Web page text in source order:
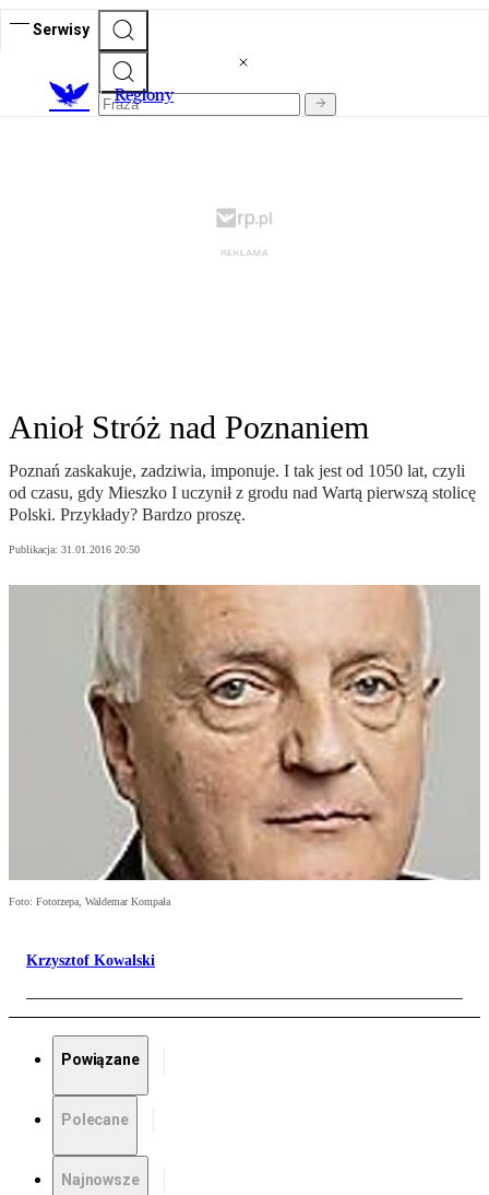
Serwisy
Regiony
Anioł Stróż nad Poznaniem
Poznań zaskakuje, zadziwia, imponuje. I tak jest od 1050 lat, czyli
od czasu, gdy Mieszko I uczynił z grodu nad Wartą pierwszą stolicę
Polski. Przykłady? Bardzo proszę.
Publikacja: 31.01.2016 20:50
Foto: Fotorzepa, Waldemar Kompała
Krzysztof Kowalski
Powiązane
Polecane
Najnowsze